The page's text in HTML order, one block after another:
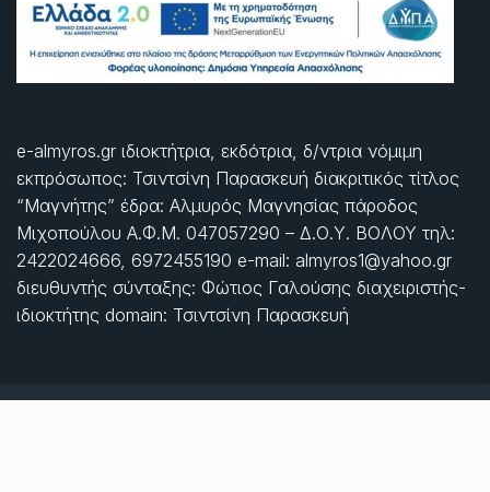
e-almyros.gr ιδιοκτήτρια, εκδότρια, δ/ντρια νόμιμη
εκπρόσωπος: Τσιντσίνη Παρασκευή διακριτικός τίτλος
“Μαγνήτης” έδρα: Αλμυρός Μαγνησίας πάροδος
Μιχοπούλου Α.Φ.Μ. 047057290 – Δ.Ο.Υ. ΒΟΛΟΥ τηλ:
2422024666, 6972455190 e-mail: almyros1@yahoo.gr
διευθυντής σύνταξης: Φώτιος Γαλούσης διαχειριστής-
ιδιοκτήτης domain: Τσιντσίνη Παρασκευή